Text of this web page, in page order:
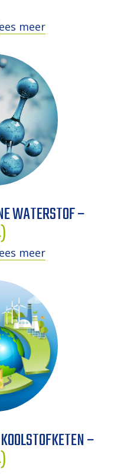
meer
WATERSTOF –
meer
–